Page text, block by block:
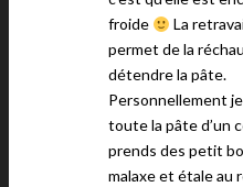
froide
La
permet de la
détendre la pâte.
Personnellement je
toute la pâte d’un
prends des petit
malaxe et étale au